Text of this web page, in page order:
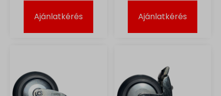
Ajánlatkérés Ajánlatkérés